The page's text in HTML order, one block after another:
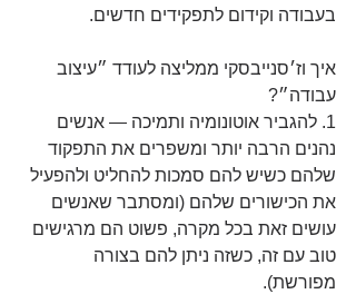
בעבודה וקידום לתפקידים חדשים.
איך וז׳סנייבסקי ממליצה לעודד ״עיצוב
עבודה״?
1. להגביר אוטונומיה ותמיכה — אנשים
נהנים הרבה יותר ומשפרים את התפקוד
שלהם כשיש להם סמכות להחליט ולהפעיל
את הכישורים שלהם (ומסתבר שאנשים
עושים זאת בכל מקרה, פשוט הם מרגישים
טוב עם זה, כשזה ניתן להם בצורה
מפורשת).